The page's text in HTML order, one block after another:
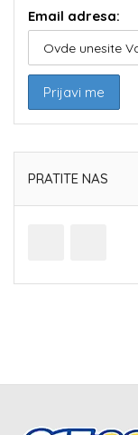
Email adresa:
PRATITE NAS